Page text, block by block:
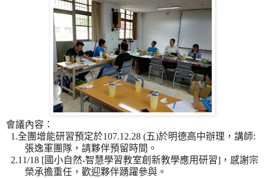
會議內容：
1.全團增能研習預定於107.12.28 (五)於明德高中辦理，講師:
張逸軍團隊，請夥伴預留時間。
2.11/18 [國小自然-智慧學習教室創新教學應用研習] ，感謝宗
榮承擔重任，歡迎夥伴踴躍參與。